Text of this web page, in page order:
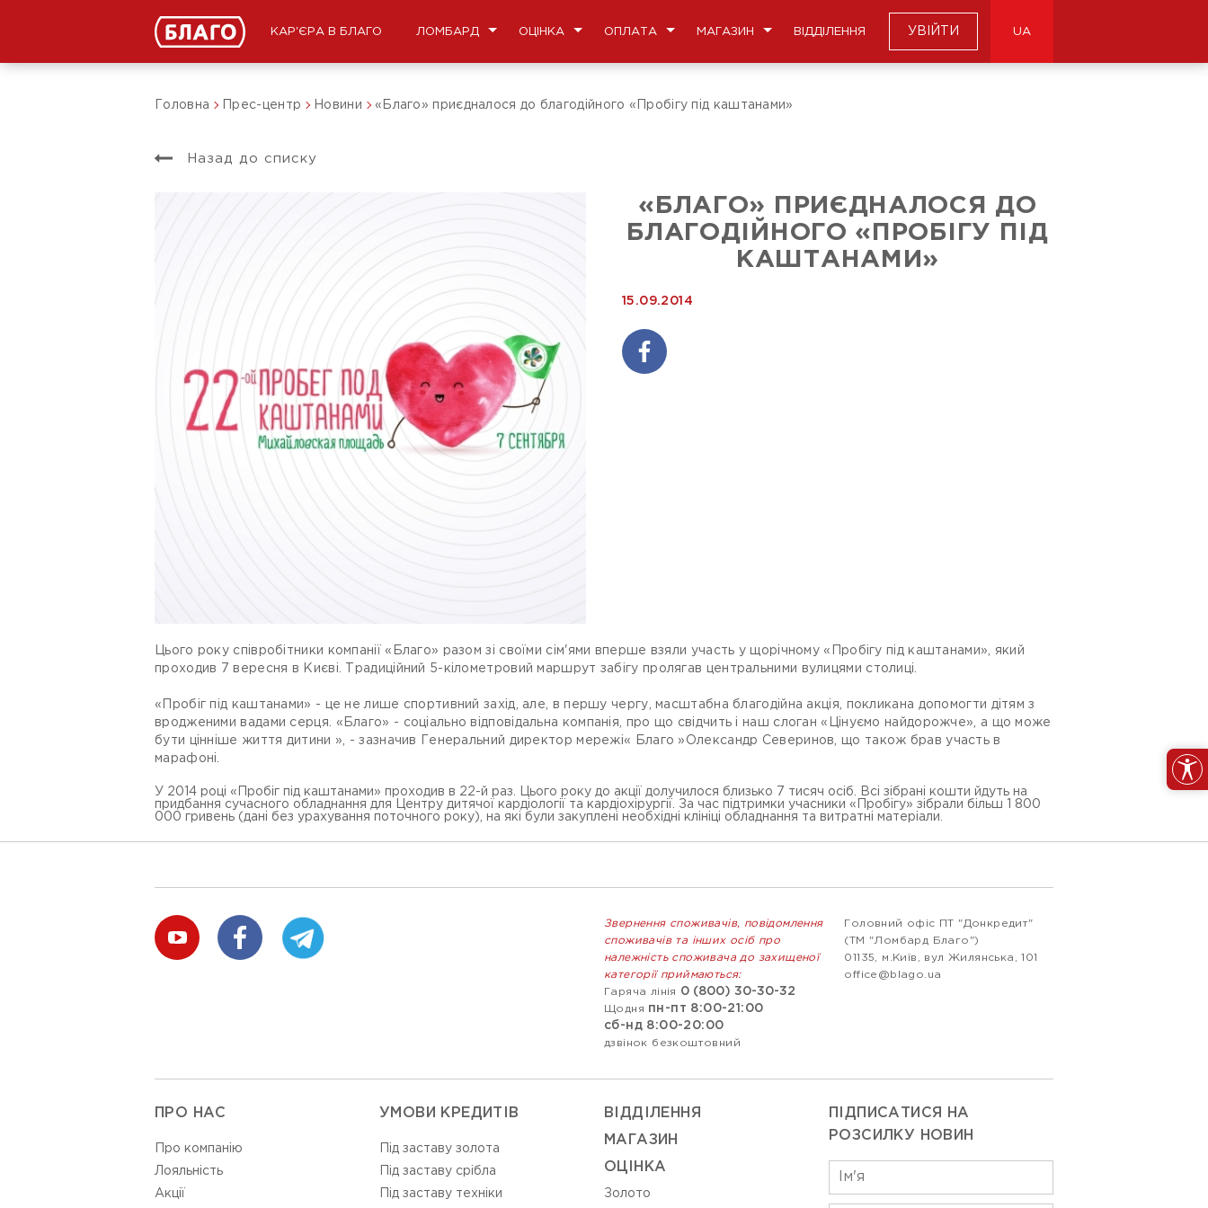
КАР'ЄРА В БЛАГО ЛОМБАРД ОЦІНКА ОПЛАТА МАГАЗИН ВІДДІЛЕННЯ УВІЙТИ UA
Головна Прес-центр Новини «Благо» приєдналося до благодійного «Пробігу під каштанами»
Назад до списку
«БЛАГО» ПРИЄДНАЛОСЯ ДО
БЛАГОДІЙНОГО «ПРОБІГУ ПІД
КАШТАНАМИ»
15.09.2014
Цього року співробітники компанії «Благо» разом зі своїми сім'ями вперше взяли участь у щорічному «Пробігу під каштанами», який
проходив 7 вересня в Києві. Традиційний 5-кілометровий маршрут забігу пролягав центральними вулицями столиці.
«Пробіг під каштанами» - це не лише спортивний захід, але, в першу чергу, масштабна благодійна акція, покликана допомогти дітям з
вродженими вадами серця. «Благо» - соціально відповідальна компанія, про що свідчить і наш слоган «Цінуємо найдорожче», а що може
бути цінніше життя дитини », - зазначив Генеральний директор мережі« Благо »Олександр Северинов, що також брав участь в
марафоні.
У 2014 році «Пробіг під каштанами» проходив в 22-й раз. Цього року до акції долучилося близько 7 тисяч осіб. Всі зібрані кошти йдуть на
придбання сучасного обладнання для Центру дитячої кардіології та кардіохірургії. За час підтримки учасники «Пробігу» зібрали більш 1 800
000 гривень (дані без урахування поточного року), на які були закуплені необхідні клініці обладнання та витратні матеріали.
Звернення споживачів, повідомлення
споживачів та інших осіб про
належність споживача до захищеної
категорії приймаються:
Гаряча лінія
0 (800) 30-30-32
Щодня пн-пт 8:00-21:00
сб-нд 8:00-20:00
дзвінок безкоштовний
Головний офіс ПТ "Донкредит"
(ТМ "Ломбард Благо")
01135, м.Київ, вул Жилянська, 101
office@blago.ua
ПРО НАС
Про компанію
Лояльність
Акції
УМОВИ КРЕДИТІВ
Під заставу золота
Під заставу срібла
Під заставу техніки
ВIДДIЛЕННЯ
МАГАЗИН
ОЦIНКА
Золото
ПІДПИСАТИСЯ НА
РОЗСИЛКУ НОВИН